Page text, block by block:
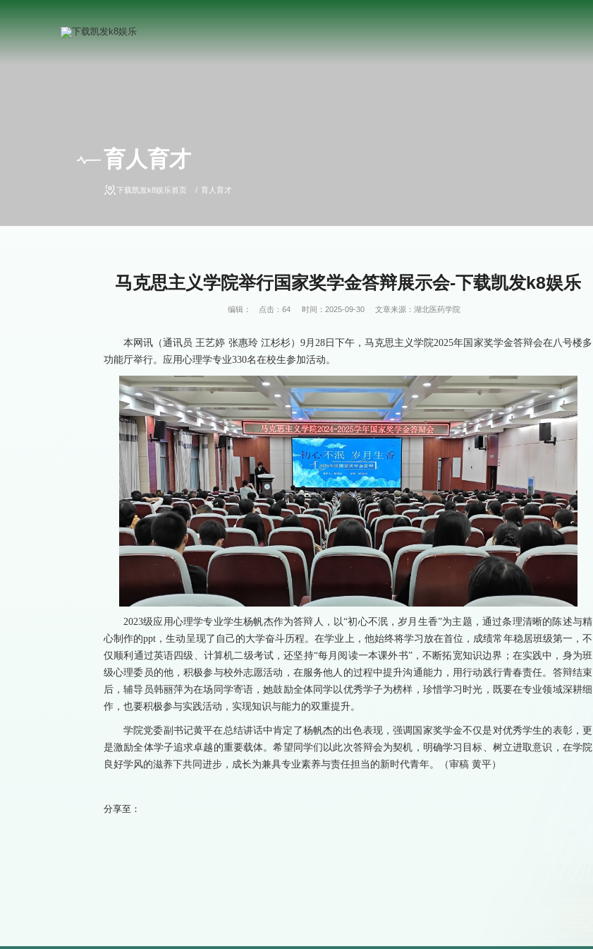
育人育才
下载凯发k8娱乐首页 育人育才
马克思主义学院举行国家奖学金答辩展示会-下载凯发k8娱乐
编辑： 点击：64 时间：2025-09-30 文章来源：湖北医药学院
本网讯（通讯员 王艺婷 张惠玲 江杉杉）9月28日下午，马克思主义学院2025年国家奖学金答辩会在八号楼多
功能厅举行。应用心理学专业330名在校生参加活动。
2023级应用心理学专业学生杨帆杰作为答辩人， 以“初心不泯，岁月生香”为主题，通过条理清晰的陈述与精
心制作的ppt，生动呈现了自己的大学奋斗历程。在学业上，他始终将学习放在首位，成绩常年稳居班级第一，不
仅顺利通过英语四级、计算机二级考试，还坚持“每月阅读一本课外书”，不断拓宽知识边界；在实践中，身为班
级心理委员的他，积极参与校外志愿活动，在服务他人的过程中提升沟通能力，用行动践行青春责任。 答辩结束
后，辅导员韩丽萍为在场同学寄语，她鼓励全体同学以优秀学子为榜样，珍惜学习时光，既要在专业领域深耕细
作，也要积极参与实践活动，实现知识与能力的双重提升。
学院党委副书记黄平在总结讲话中肯定了杨帆杰的出色表现，强调国家奖学金不仅是对优秀学生的表彰，更
是激励全体学子追求卓越的重要载体。希望同学们以此次答辩会为契机，明确学习目标、树立进取意识，在学院
良好学风的滋养下共同进步，成长为兼具专业素养与责任担当的新时代青年。（审稿 黄平）
分享至：